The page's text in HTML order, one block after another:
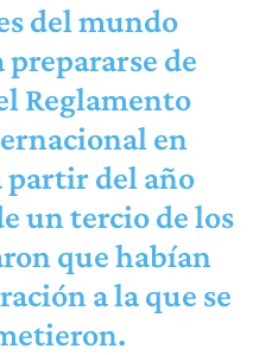
del mundo
de
Reglamento
en
partir del año
un tercio de los
que habían
a la que se